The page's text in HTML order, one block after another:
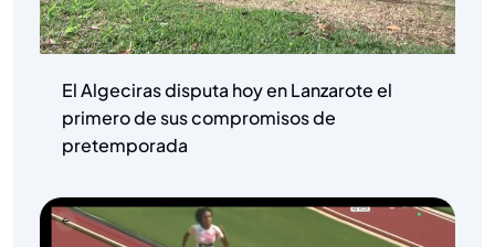
El Algeciras disputa hoy en Lanzarote el
primero de sus compromisos de
pretemporada